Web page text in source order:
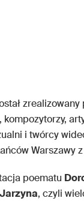
zrealizowany
kompozytorzy,
i twórcy
Warszawy
poematu
, czyli